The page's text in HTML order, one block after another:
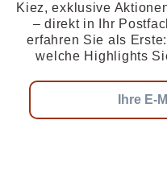
Kiez, exklusive
– direkt in Ihr
erfahren Sie als
welche Highlights